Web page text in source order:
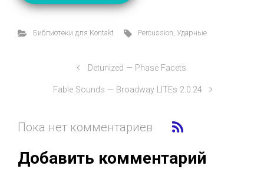
Библиотеки для Kontakt Percussion,Ударные
Detunized — Phase Facets
Fable Sounds — Broadway LITEs 2.0.24
Пока нет комментариев
Добавить комментарий